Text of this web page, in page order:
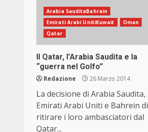
Arabia SauditaBahrain
Emirati Arabi UnitiKuwait
Oman
Qatar
Il Qatar, l’Arabia Saudita e la
“guerra nel Golfo”
Redazione 26 Marzo 2014
La decisione di Arabia Saudita,
Emirati Arabi Uniti e Bahrein di
ritirare i loro ambasciatori dal
Qatar...